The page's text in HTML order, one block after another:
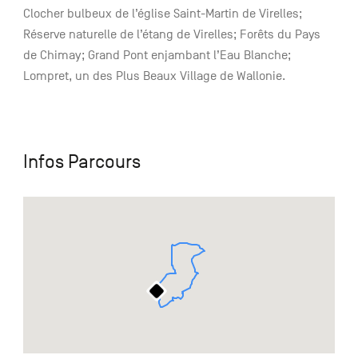
Clocher bulbeux de l’église Saint-Martin de Virelles;
Réserve naturelle de l’étang de Virelles; Forêts du Pays
de Chimay; Grand Pont enjambant l’Eau Blanche;
Lompret, un des Plus Beaux Village de Wallonie.
Infos Parcours